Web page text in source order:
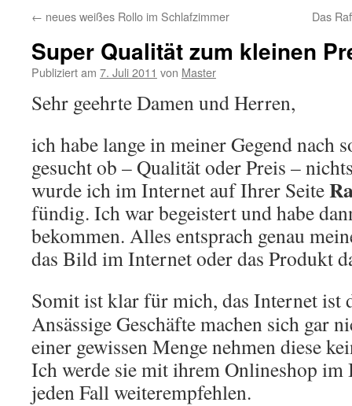
← neues weißes Rollo im Schlafzimmer Das
Super Qualität zum kleinen
Publiziert am 7. Juli 2011 von Master
Sehr geehrte Damen und Herren,
ich habe lange in meiner Gegend nach
gesucht ob – Qualität oder Preis –
wurde ich im Internet auf Ihrer Seite
fündig. Ich war begeistert und habe
bekommen. Alles entsprach genau
das Bild im Internet oder das Produkt
Somit ist klar für mich, das Internet ist
Ansässige Geschäfte machen sich gar
einer gewissen Menge nehmen diese
Ich werde sie mit ihrem Onlineshop im
jeden Fall weiterempfehlen.